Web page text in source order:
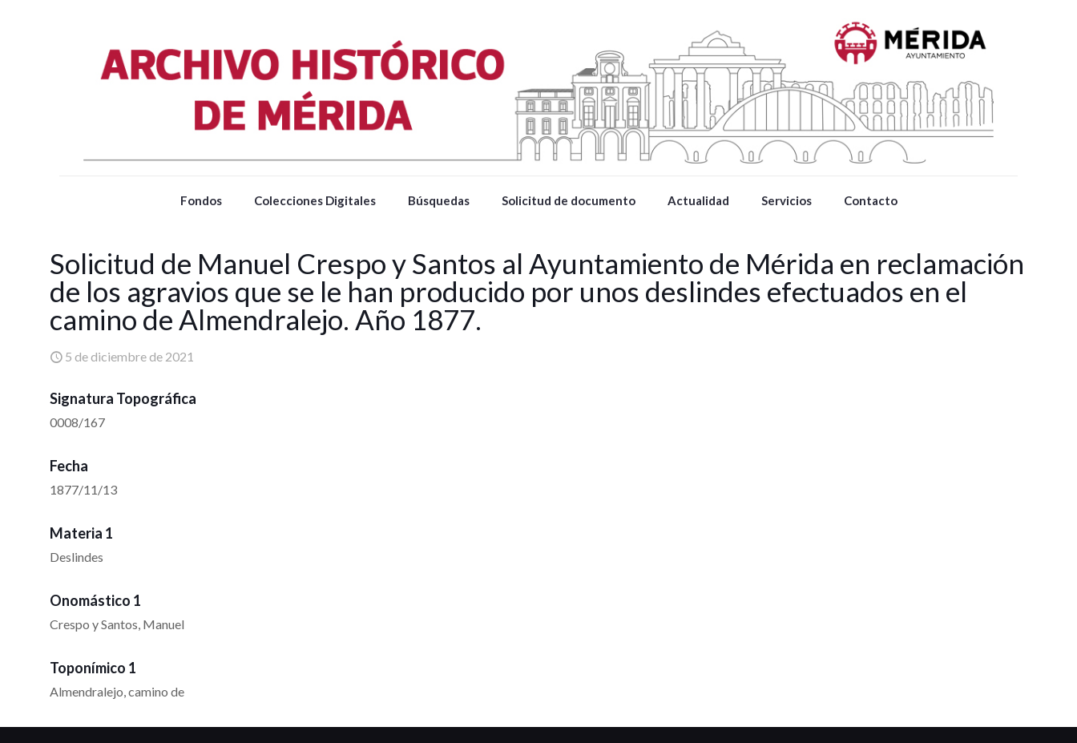
Fondos Colecciones Digitales Búsquedas Solicitud de documento Actualidad Servicios Contacto
Solicitud de Manuel Crespo y Santos al Ayuntamiento de Mérida en reclamación
de los agravios que se le han producido por unos deslindes efectuados en el
camino de Almendralejo. Año 1877.
5 de diciembre de 2021
Signatura Topográfica
0008/167
Fecha
1877/11/13
Materia 1
Deslindes
Onomástico 1
Crespo y Santos, Manuel
Toponímico 1
Almendralejo, camino de